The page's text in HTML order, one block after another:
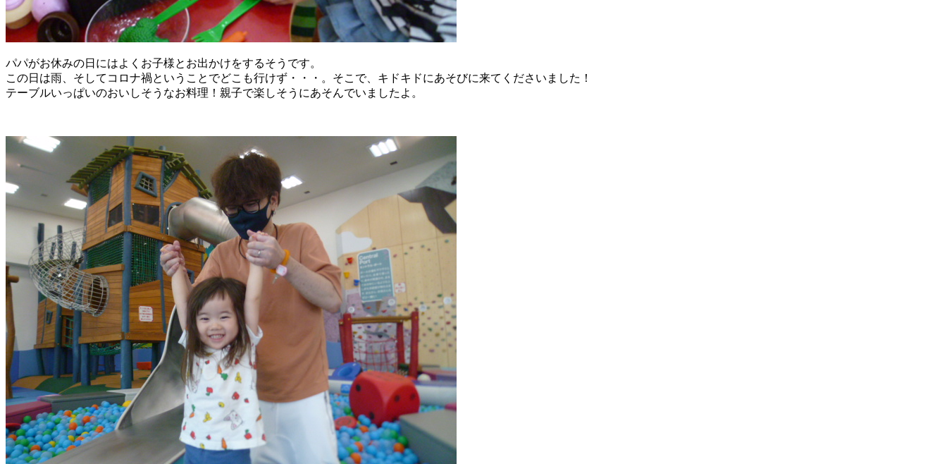
パパがお休みの日にはよくお子様とお出かけをするそうです。
この日は雨、そしてコロナ禍ということでどこも行けず・・・。そこで、キドキドにあそびに来てくださいました！
テーブルいっぱいのおいしそうなお料理！親子で楽しそうにあそんでいましたよ。